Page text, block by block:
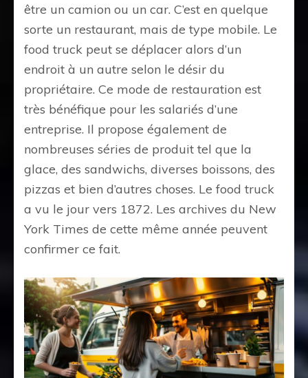
être un camion ou un car. C’est en quelque
sorte un restaurant, mais de type mobile. Le
food truck peut se déplacer alors d’un
endroit à un autre selon le désir du
propriétaire. Ce mode de restauration est
très bénéfique pour les salariés d’une
entreprise. Il propose également de
nombreuses séries de produit tel que la
glace, des sandwichs, diverses boissons, des
pizzas et bien d’autres choses. Le food truck
a vu le jour vers 1872. Les archives du New
York Times de cette même année peuvent
confirmer ce fait.